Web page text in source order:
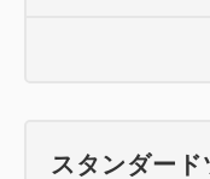
スタンダード